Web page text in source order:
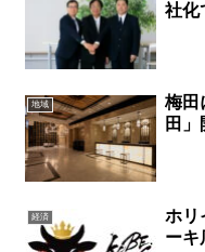
社化
地域
梅田
田
経済
ホリ
ー